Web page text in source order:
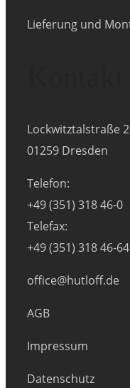
Lieferung und
Lockwitztalstraße
01259 Dresden
Telefon:
+49 (351) 318 46-0
Telefax:
+49 (351) 318 46-64
office@hutloff.de
AGB
Impressum
Datenschutz